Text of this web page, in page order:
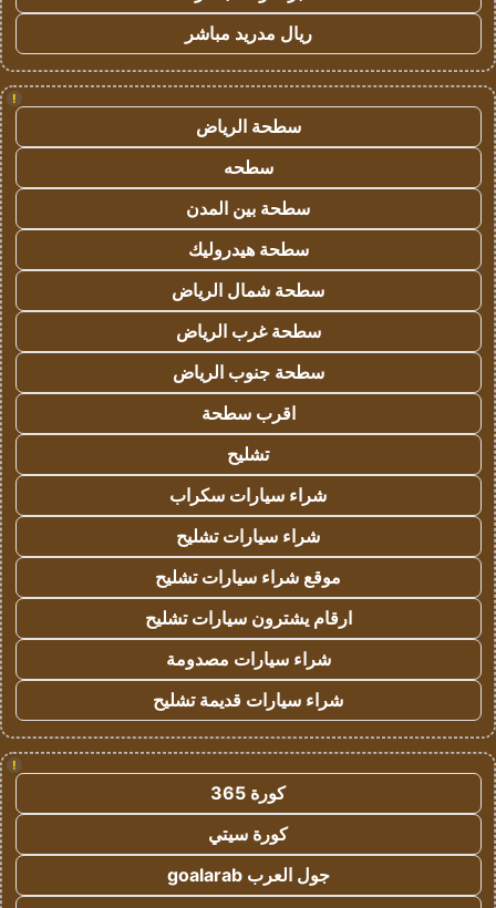
ريال مدريد مباشر
!
سطحة الرياض
سطحه
سطحة بين المدن
سطحة هيدروليك
سطحة شمال الرياض
سطحة غرب الرياض
سطحة جنوب الرياض
اقرب سطحة
تشليح
شراء سيارات سكراب
شراء سيارات تشليح
موقع شراء سيارات تشليح
ارقام يشترون سيارات تشليح
شراء سيارات مصدومة
شراء سيارات قديمة تشليح
!
كورة 365
كورة سيتي
جول العرب goalarab